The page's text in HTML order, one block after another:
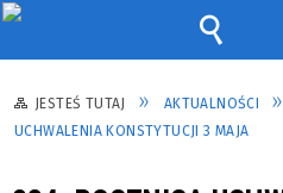
JESTEŚ TUTAJ AKTUALNOŚCI
UCHWALENIA KONSTYTUCJI 3 MAJA